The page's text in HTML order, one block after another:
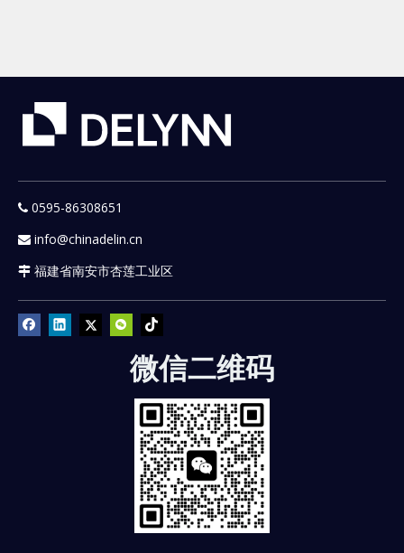
 0595-86308651
 info@chinadelin.cn
 福建省南安市杏莲工业区
微信二维码